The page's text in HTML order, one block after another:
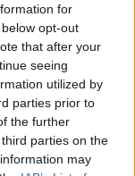
for
opt-out
that after your
seeing
utilized by
parties prior to
the further
parties on the
may